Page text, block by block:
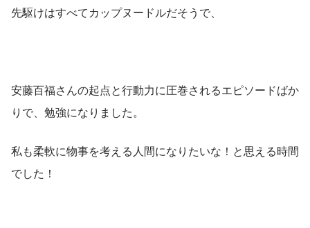
先駆けはすべてカップヌードルだそうで、
安藤百福さんの起点と行動力に圧巻されるエピソードばか
りで、勉強になりました。
私も柔軟に物事を考える人間になりたいな！と思える時間
でした！